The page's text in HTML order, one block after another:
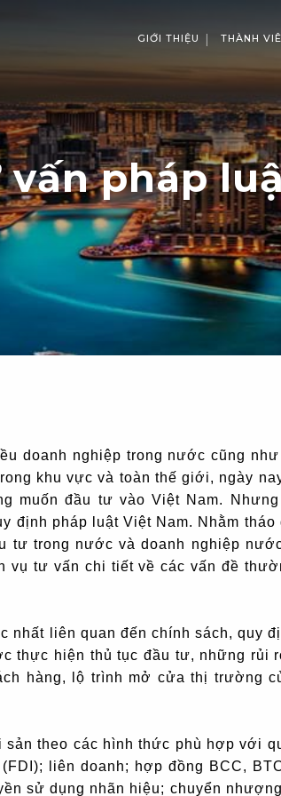
GIỚI THIỆU THÀNH
vấn pháp
doanh nghiệp trong nước cũng như
khu vực và toàn thế giới, ngày
muốn đầu tư vào Việt Nam. Nhưng
định pháp luật Việt Nam. Nhằm tháo
tư trong nước và doanh nghiệp
vụ tư vấn chi tiết về các vấn đề
nhất liên quan đến chính sách, quy
thực hiện thủ tục đầu tư, những rủi
hàng, lộ trình mở cửa thị trường
theo các hình thức phù hợp với
liên doanh; hợp đồng BCC,
sử dụng nhãn hiệu; chuyển